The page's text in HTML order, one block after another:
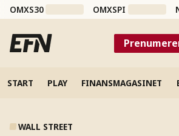
OMXS30 OMXSPI
START PLAY FINANSMAGASINET
WALL STREET